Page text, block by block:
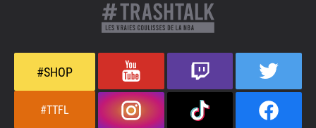
#SHOP
#TTFL